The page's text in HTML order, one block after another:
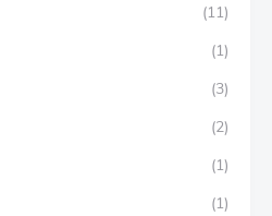
(11)
(1)
(3)
(2)
(1)
(1)